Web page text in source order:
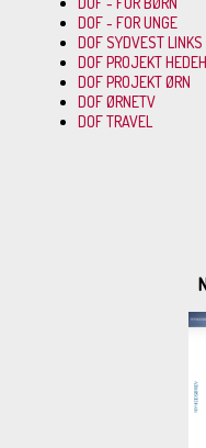
DOF - FOR UNGE
DOF SYDVEST LINKS
DOF PROJEKT
DOF PROJEKT ØRN
DOF ØRNETV
DOF TRAVEL